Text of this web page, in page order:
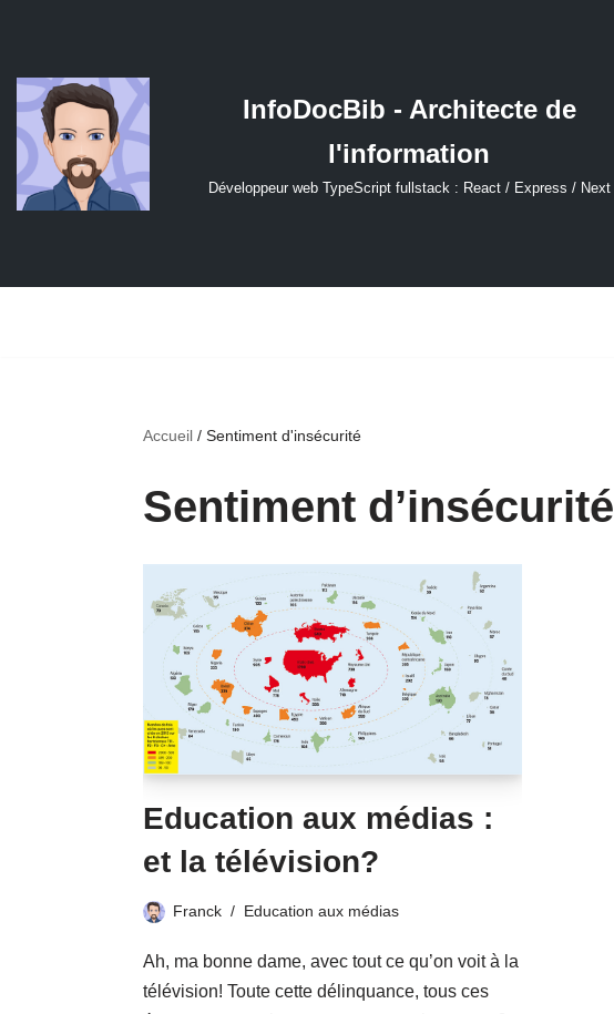
au
contenu
InfoDocBib - Architecte de
l'information
Développeur web TypeScript fullstack : React / Express / Next
Accueil /Sentiment d'insécurité
Sentiment d’insécurité
Education aux médias :
et la télévision?
Franck Education aux médias
Ah, ma bonne dame, avec tout ce qu’on voit à la
télévision! Toute cette délinquance, tous ces